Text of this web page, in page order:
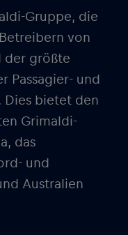
Gruppe, die
von
der größte
Passagier- und
Dies bietet den
Grimaldi-
das
und
Australien